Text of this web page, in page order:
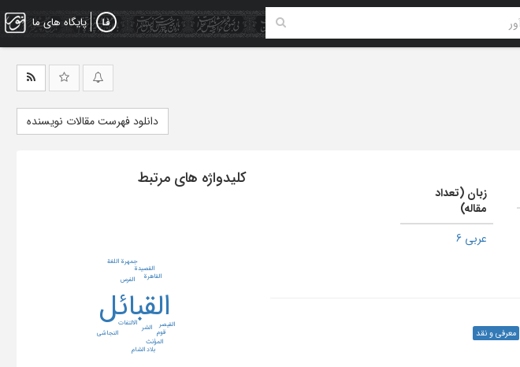
پایگاه های ما
دانلود فهرست مقالات نویسنده
زبان (تعداد
مقاله)
عربی 6
معرفی و نقد
کلیدواژه های مرتبط
القبائل
الالتفات
الشر
الفرس القاهرة
القصیدة
القیصر
المؤنث
النجاشی
بلاد الشام
جمهرة اللغة
قوم